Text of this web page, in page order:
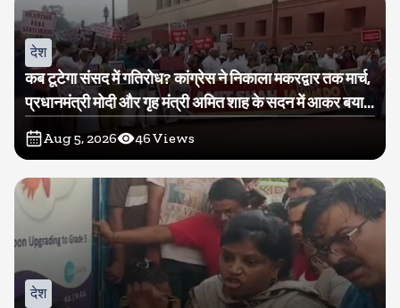
देश
कब टूटेगा संसद में गतिरोध? कांग्रेस ने निकाला मकरद्वार तक मार्च,
प्रधानमंत्री मोदी और गृह मंत्री अमित शाह के सदन में आकर बयान
देने की मांग
Aug 5, 2026 46Views
देश